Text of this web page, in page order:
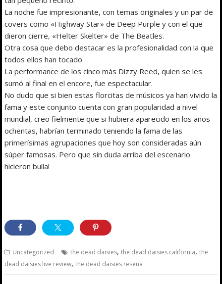
La noche fue impresionante, con temas originales y un par de
covers como «Highway Star» de Deep Purple y con el que
dieron cierre, «Helter Skelter» de The Beatles.
Otra cosa que debo destacar es la profesionalidad con la que
todos ellos han tocado.
La performance de los cinco más Dizzy Reed, quien se les
sumó al final en el encore, fue espectacular.
No dudo que si bien estas florcitas de músicos ya han vivido la
fama y este conjunto cuenta con gran popularidad a nivel
mundial, creo fielmente que si hubiera aparecido en los años
ochentas, habrían terminado teniendo la fama de las
primerísimas agrupaciones que hoy son consideradas aún
súper famosas. Pero que sin duda arriba del escenario
hicieron bulla!
Uncategorized the dead daisies,the dead daisies california,the
dead daisies live review,the dead daisies resena